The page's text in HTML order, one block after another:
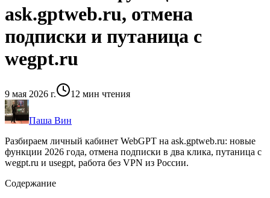
ask.gptweb.ru, отмена
подписки и путаница с
wegpt.ru
9 мая 2026 г. 12 мин чтения
Паша Вин
Разбираем личный кабинет WebGPT на ask.gptweb.ru: новые
функции 2026 года, отмена подписки в два клика, путаница с
wegpt.ru и usegpt, работа без VPN из России.
Содержание